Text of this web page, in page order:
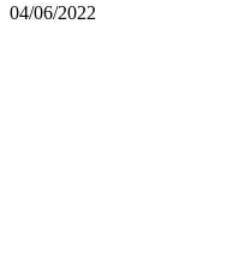
04/06/2022